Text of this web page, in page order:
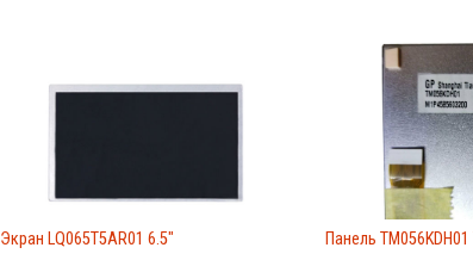
Экран LQ065T5AR01 6.5" Панель